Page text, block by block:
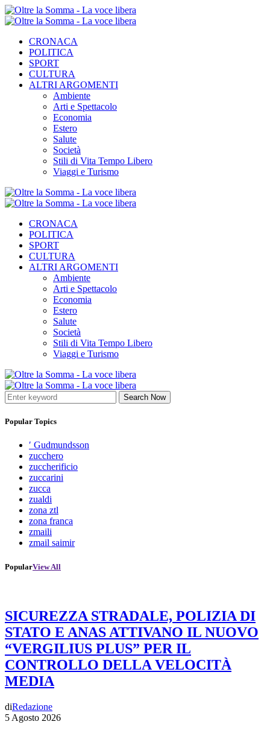
CRONACA
POLITICA
SPORT
CULTURA
ALTRI ARGOMENTI
Ambiente
Arti e Spettacolo
Economia
Estero
Salute
Società
Stili di Vita Tempo Libero
Viaggi e Turismo
CRONACA
POLITICA
SPORT
CULTURA
ALTRI ARGOMENTI
Ambiente
Arti e Spettacolo
Economia
Estero
Salute
Società
Stili di Vita Tempo Libero
Viaggi e Turismo
Search Now
Popular Topics
′ Gudmundsson
zucchero
zuccherificio
zuccarini
zucca
zualdi
zona ztl
zona franca
zmaili
zmail saimir
PopularView All
SICUREZZA STRADALE, POLIZIA DI
STATO E ANAS ATTIVANO IL NUOVO
“VERGILIUS PLUS” PER IL
CONTROLLO DELLA VELOCITÀ
MEDIA
diRedazione
5 Agosto 2026